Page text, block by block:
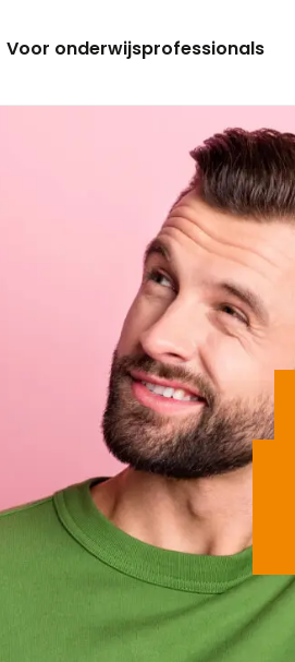
Voor onderwijsprofessionals